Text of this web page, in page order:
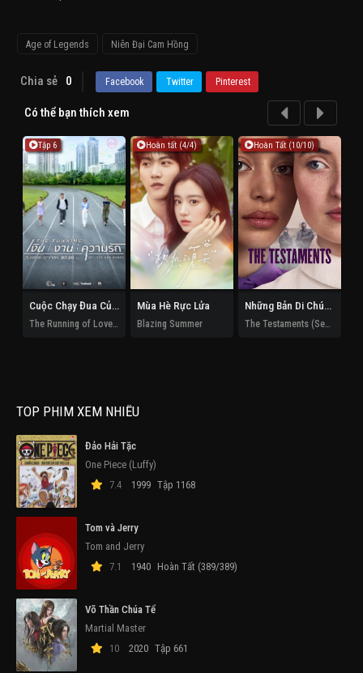
Age of Legends Niên Đại Cam Hồng
Chia sẻ 0 Facebook Twitter Pinterest
Có thể bạn thích xem
Tập 6
Cuộc Chạy Đua Của Tình Và Tiền
Hoàn tất (4/4)
Mùa Hè Rực Lửa
Blazing Summer
Hoàn Tất (10/10)
Những Bản Di Chúc (Phần 1)
TOP PHIM XEM NHIỀU
Đảo Hải Tặc
One Piece (Luffy)
7.4
1999 Tập 1168
Tom và Jerry
Tom and Jerry
7.1
1940 Hoàn Tất (389/389)
Võ Thần Chúa Tể
Martial Master
10
2020 Tập 661